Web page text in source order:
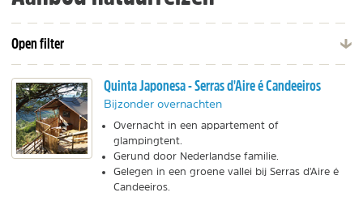
Open filter
Quinta Japonesa - Serras d'Aire é Candeeiros
Bijzonder overnachten
Overnacht in een appartement of
glampingtent.
Gerund door Nederlandse familie.
Gelegen in een groene vallei bij Serras d'Aire é
Candeeiros.